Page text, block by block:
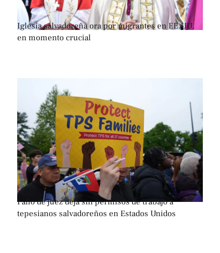
Iglesia salvadoreña ora por migrantes en EE.UU.
en momento crucial
Fallo de juez deja sin permisos de trabajo a
tepesianos salvadoreños en Estados Unidos